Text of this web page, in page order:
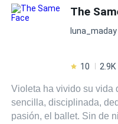
The
luna_maday
10
Violeta ha vivido su vida
sencilla, disciplinada,
pasión, el ballet. Sin de